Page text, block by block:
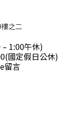
之二
1:00午休)
國定假日公休)
留言